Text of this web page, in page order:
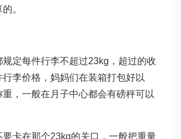
。
定每件行李不超过23kg，超过的收
李价格，妈妈们在装箱打包好以
重，一般在月子中心都会有磅秤可以
卡在那个23kg的关口，一般把重量